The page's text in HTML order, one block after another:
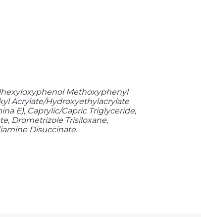
Methoxyphenyl
Acrylate/Hydroxyethylacrylate
E), Caprylic/Capric Triglyceride,
Drometrizole Trisiloxane,
Disuccinate.